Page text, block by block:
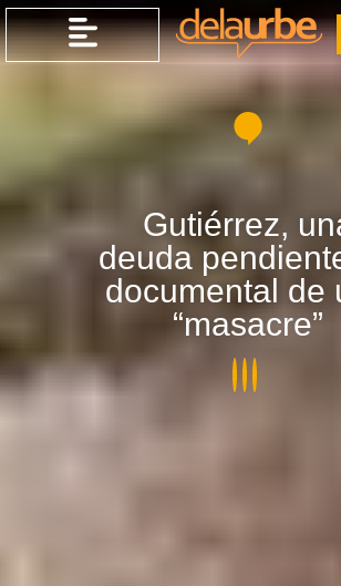
Gutiérrez,
deuda
documental de
“masacre”